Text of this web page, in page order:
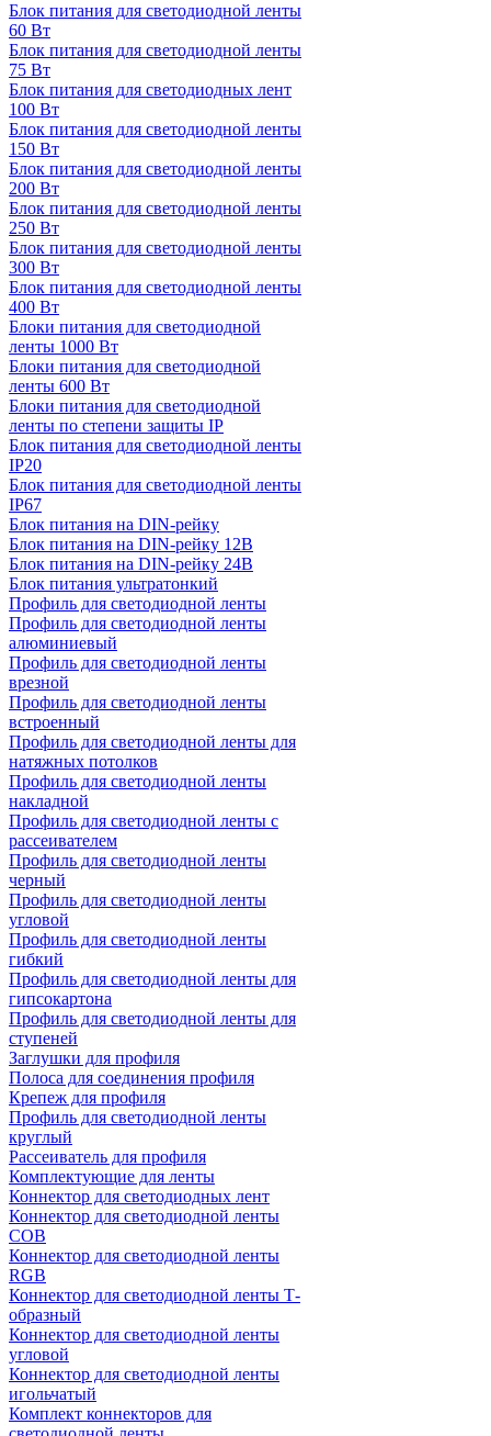
Блок питания для светодиодной ленты
60 Вт
Блок питания для светодиодной ленты
75 Вт
Блок питания для светодиодных лент
100 Вт
Блок питания для светодиодной ленты
150 Вт
Блок питания для светодиодной ленты
200 Вт
Блок питания для светодиодной ленты
250 Вт
Блок питания для светодиодной ленты
300 Вт
Блок питания для светодиодной ленты
400 Вт
Блоки питания для светодиодной
ленты 1000 Вт
Блоки питания для светодиодной
ленты 600 Вт
Блоки питания для светодиодной
ленты по степени защиты IP
Блок питания для светодиодной ленты
IP20
Блок питания для светодиодной ленты
IP67
Блок питания на DIN-рейку
Блок питания на DIN-рейку 12В
Блок питания на DIN-рейку 24В
Блок питания ультратонкий
Профиль для светодиодной ленты
Профиль для светодиодной ленты
алюминиевый
Профиль для светодиодной ленты
врезной
Профиль для светодиодной ленты
встроенный
Профиль для светодиодной ленты для
натяжных потолков
Профиль для светодиодной ленты
накладной
Профиль для светодиодной ленты с
рассеивателем
Профиль для светодиодной ленты
черный
Профиль для светодиодной ленты
угловой
Профиль для светодиодной ленты
гибкий
Профиль для светодиодной ленты для
гипсокартона
Профиль для светодиодной ленты для
ступеней
Заглушки для профиля
Полоса для соединения профиля
Крепеж для профиля
Профиль для светодиодной ленты
круглый
Рассеиватель для профиля
Комплектующие для ленты
Коннектор для светодиодных лент
Коннектор для светодиодной ленты
COB
Коннектор для светодиодной ленты
RGB
Коннектор для светодиодной ленты Т-
образный
Коннектор для светодиодной ленты
угловой
Коннектор для светодиодной ленты
игольчатый
Комплект коннекторов для